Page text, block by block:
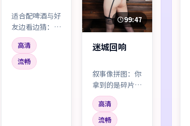
适合配啤酒与好
友边看边猜：谁
是狼？谁在说真
话？结局不是
「揭晓答案」那
么简单，而是
高清
流畅
99:47
迷城回响
叙事像拼图：你
拿到的是碎片，
最后一块落下
时，会听见心里
「咔哒」一声。
高清
流畅